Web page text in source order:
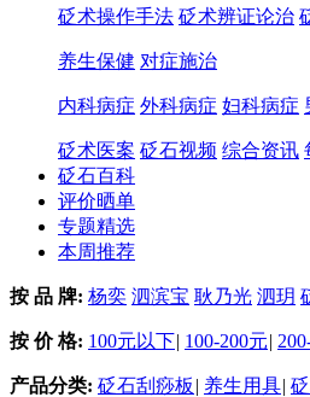
砭术操作手法 砭术辨证论治
养生保健 对症施治
内科病症 外科病症 妇科病症
砭术医案 砭石视频 综合资讯
砭石百科
评价晒单
专题精选
本周推荐
按 品 牌: 杨奕 泗滨宝 耿乃光 泗玥
按 价 格: 100元以下| 100-200元|
产品分类: 砭石刮痧板 | 养生用具|